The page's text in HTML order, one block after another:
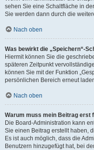
sehen Sie eine Schaltfläche in
Sie werden dann durch die
Nach oben
Was bewirkt die „Speichern“-
Hiermit können Sie die
späteren Zeitpunkt
können Sie mit der Funktion
persönlichen Bereich erneut
Nach oben
Warum muss mein Beitrag erst
Die Board-Administration kann
Sie einen Beitrag erstellt haben,
Es ist auch möglich, dass die
Benutzern hinzugefügt hat, bei